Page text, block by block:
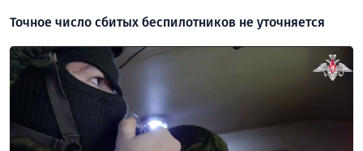
Точное число сбитых беспилотников не уточняется